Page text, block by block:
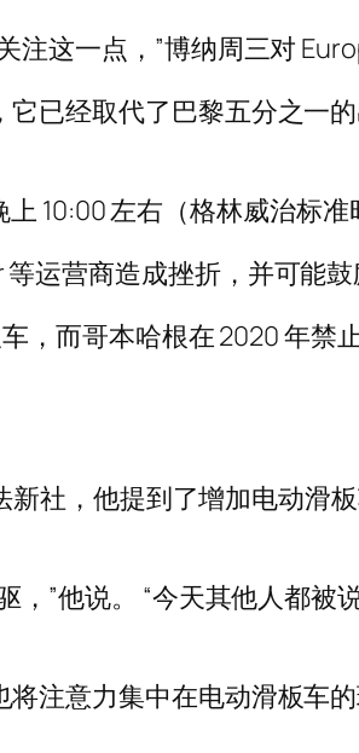
这一点，”博纳周三对
已经取代了巴黎五分之一
10:00 左右（格林威治标准
运营商造成挫折，并可能鼓
，而哥本哈根在 2020 年禁
社，他提到了增加电动滑
”他说。 “今天其他人都
注意力集中在电动滑板车